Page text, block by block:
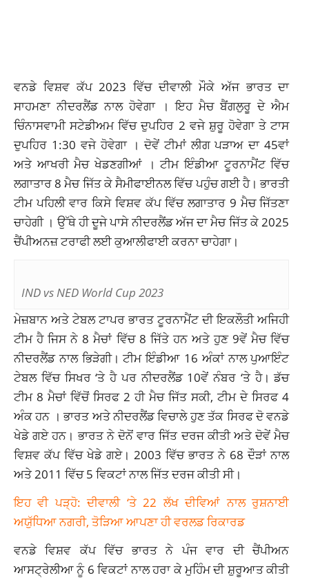
ਵਨਡੇ ਵਿਸ਼ਵ ਕੱਪ 2023 ਵਿੱਚ ਦੀਵਾਲੀ ਮੌਕੇ ਅੱਜ ਭਾਰਤ ਦਾ
ਸਾਹਮਣਾ ਨੀਦਰਲੈਂਡ ਨਾਲ ਹੋਵੇਗਾ । ਇਹ ਮੈਚ ਬੈਂਗਲੁਰੂ ਦੇ ਐਮ
ਚਿੰਨਾਸਵਾਮੀ ਸਟੇਡੀਅਮ ਵਿੱਚ ਦੁਪਹਿਰ 2 ਵਜੇ ਸ਼ੁਰੂ ਹੋਵੇਗਾ ਤੇ ਟਾਸ
ਦੁਪਹਿਰ 1:30 ਵਜੇ ਹੋਵੇਗਾ । ਦੋਵੇਂ ਟੀਮਾਂ ਲੀਗ ਪੜਾਅ ਦਾ 45ਵਾਂ
ਅਤੇ ਆਖਰੀ ਮੈਚ ਖੇਡਣਗੀਆਂ । ਟੀਮ ਇੰਡੀਆ ਟੂਰਨਾਮੈਂਟ ਵਿੱਚ
ਲਗਾਤਾਰ 8 ਮੈਚ ਜਿੱਤ ਕੇ ਸੈਮੀਫਾਈਨਲ ਵਿੱਚ ਪਹੁੰਚ ਗਈ ਹੈ। ਭਾਰਤੀ
ਟੀਮ ਪਹਿਲੀ ਵਾਰ ਕਿਸੇ ਵਿਸ਼ਵ ਕੱਪ ਵਿੱਚ ਲਗਾਤਾਰ 9 ਮੈਚ ਜਿੱਤਣਾ
ਚਾਹੇਗੀ । ਉੱਥੇ ਹੀ ਦੂਜੇ ਪਾਸੇ ਨੀਦਰਲੈਂਡ ਅੱਜ ਦਾ ਮੈਚ ਜਿੱਤ ਕੇ 2025
ਚੈਂਪੀਅਨਜ਼ ਟਰਾਫੀ ਲਈ ਕੁਆਲੀਫਾਈ ਕਰਨਾ ਚਾਹੇਗਾ।
IND vs NED World Cup 2023
ਮੇਜ਼ਬਾਨ ਅਤੇ ਟੇਬਲ ਟਾਪਰ ਭਾਰਤ ਟੂਰਨਾਮੈਂਟ ਦੀ ਇਕਲੌਤੀ ਅਜਿਹੀ
ਟੀਮ ਹੈ ਜਿਸ ਨੇ 8 ਮੈਚਾਂ ਵਿੱਚ 8 ਜਿੱਤੇ ਹਨ ਅਤੇ ਹੁਣ 9ਵੇਂ ਮੈਚ ਵਿੱਚ
ਨੀਦਰਲੈਂਡ ਨਾਲ ਭਿੜੇਗੀ। ਟੀਮ ਇੰਡੀਆ 16 ਅੰਕਾਂ ਨਾਲ ਪੁਆਇੰਟ
ਟੇਬਲ ਵਿੱਚ ਸਿਖਰ ‘ਤੇ ਹੈ ਪਰ ਨੀਦਰਲੈਂਡ 10ਵੇਂ ਨੰਬਰ ‘ਤੇ ਹੈ। ਡੱਚ
ਟੀਮ 8 ਮੈਚਾਂ ਵਿੱਚੋਂ ਸਿਰਫ 2 ਹੀ ਮੈਚ ਜਿੱਤ ਸਕੀ, ਟੀਮ ਦੇ ਸਿਰਫ 4
ਅੰਕ ਹਨ । ਭਾਰਤ ਅਤੇ ਨੀਦਰਲੈਂਡ ਵਿਚਾਲੇ ਹੁਣ ਤੱਕ ਸਿਰਫ ਦੋ ਵਨਡੇ
ਖੇਡੇ ਗਏ ਹਨ। ਭਾਰਤ ਨੇ ਦੋਨੋਂ ਵਾਰ ਜਿੱਤ ਦਰਜ ਕੀਤੀ ਅਤੇ ਦੋਵੇਂ ਮੈਚ
ਵਿਸ਼ਵ ਕੱਪ ਵਿੱਚ ਖੇਡੇ ਗਏ। 2003 ਵਿੱਚ ਭਾਰਤ ਨੇ 68 ਦੌੜਾਂ ਨਾਲ
ਅਤੇ 2011 ਵਿੱਚ 5 ਵਿਕਟਾਂ ਨਾਲ ਜਿੱਤ ਦਰਜ ਕੀਤੀ ਸੀ।
ਇਹ ਵੀ ਪੜ੍ਹੋ: ਦੀਵਾਲੀ ‘ਤੇ 22 ਲੱਖ ਦੀਵਿਆਂ ਨਾਲ ਰੁਸ਼ਨਾਈ
ਅਯੁੱਧਿਆ ਨਗਰੀ, ਤੋੜਿਆ ਆਪਣਾ ਹੀ ਵਰਲਡ ਰਿਕਾਰਡ
ਵਨਡੇ ਵਿਸ਼ਵ ਕੱਪ ਵਿੱਚ ਭਾਰਤ ਨੇ ਪੰਜ ਵਾਰ ਦੀ ਚੈਂਪੀਅਨ
ਆਸਟ੍ਰੇਲੀਆ ਨੂੰ 6 ਵਿਕਟਾਂ ਨਾਲ ਹਰਾ ਕੇ ਮੁਹਿੰਮ ਦੀ ਸ਼ੁਰੂਆਤ ਕੀਤੀ